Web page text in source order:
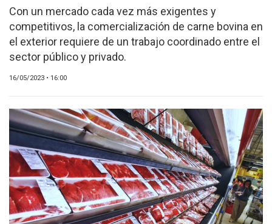
PROCESO
PRODUCTO
NUEVOS PRODUCTOS
REVISTAS
CATÁLOGO DE CORTES
DE CARNE VACUNA
EVENTOS Y
CAPACITACIONES
DIRECTORIO
CALENDARIO
Con un mercado cada vez más exigentes y
competitivos, la comercialización de carne bovina en
el exterior requiere de un trabajo coordinado entre el
sector público y privado.
16/05/2023 • 16:00